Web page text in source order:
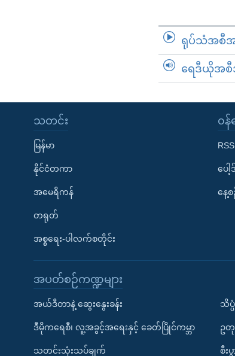
ရုပ်သံအစီအ
ရေဒီယိုအစီ
သတင်း
မြန်မာ
နိုင်ငံတကာ
အမေရိကန်
တရုတ်
အစ္စရေး-ပါလက်စတိုင်း
၀န်
RSS
ပေ
နေ့
အပတ်စဉ်ကဏ္ဍများ
အယ်ဒီတာနဲ့ ဆွေးနွေးခန်း
ဒီမိုကရေစီ၊ လူ့အခွင့်အရေးနှင့် ခေတ်ပြိုင်ကမ္ဘာ
သတင်းသုံးသပ်ချက်
သိပ္
ဥတု
စီးပွ